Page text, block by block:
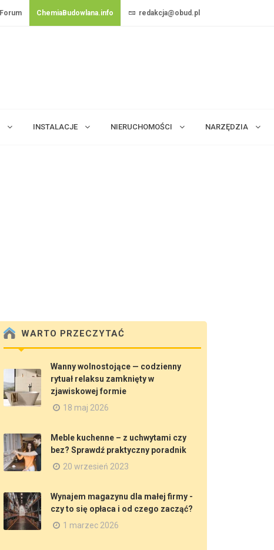
Forum ChemiaBudowlana.info redakcja@obud.pl
INSTALACJE NIERUCHOMOŚCI NARZĘDZIA
WARTO PRZECZYTAĆ
Wanny wolnostojące — codzienny
rytuał relaksu zamknięty w
zjawiskowej formie
18 maj 2026
Meble kuchenne – z uchwytami czy
bez? Sprawdź praktyczny poradnik
20 wrzesień 2023
Wynajem magazynu dla małej firmy -
czy to się opłaca i od czego zacząć?
1 marzec 2026